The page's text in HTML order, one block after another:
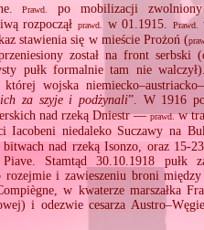
Prawd.
po mobilizacji
rozpoczął prawd. w 01.1915. Prawd.
stawienia się w mieście Prożoń (
został na front serbski
pułk formalnie tam nie
której wojska
za szyje i podżynali”. W 1916
nad rzeką Dniestr —prawd.w
Iacobeni niedaleko Suczawy na
bitwach nad rzeką Isonzo, oraz
Stamtąd 30.10.1918 pułk
i zawieszeniu broni między
w kwaterze marszałka
i odezwie cesarza